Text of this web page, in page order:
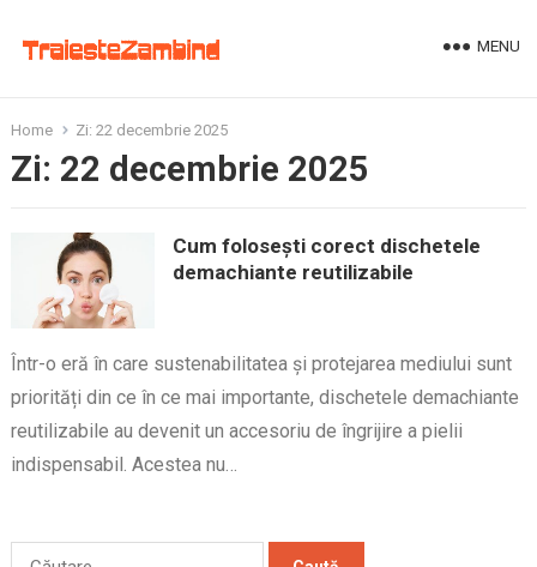
MENU
Home Zi: 22 decembrie 2025
Zi: 22 decembrie 2025
Cum folosești corect dischetele
demachiante reutilizabile
Într-o eră în care sustenabilitatea și protejarea mediului sunt
priorități din ce în ce mai importante, dischetele demachiante
reutilizabile au devenit un accesoriu de îngrijire a pielii
indispensabil. Acestea nu…
Caută